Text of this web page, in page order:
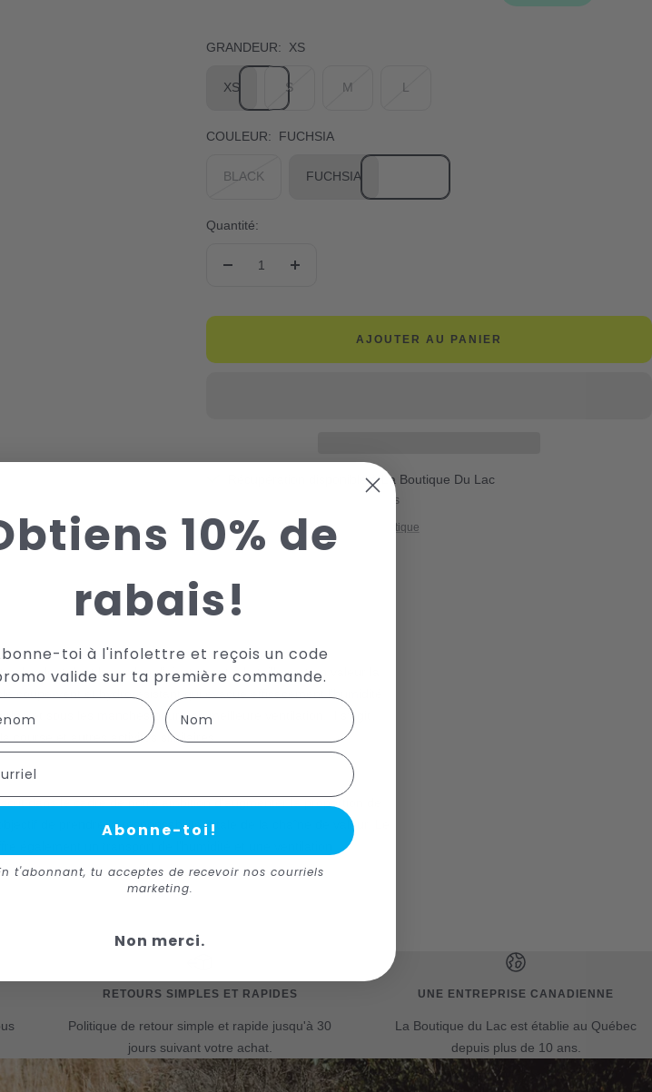
GRANDEUR: XS
XS S M L
COULEUR: FUCHSIA
BLACK FUCHSIA
Quantité:
Réduire
quantité
Augmenter
quantité
AJOUTER AU PANIER
Récupération disponible à La Boutique Du Lac
Habituellement prête en 24 heures
Afficher les informations de la boutique
dont le cordon d’ajustement à la taille met en valeur la
coupe-vent et hydrorésistant qui évacue efficacement l’humidité,
et sous les manches pour une meilleure ventilation. Il s’agit
course et autres activités similaires.
dans le cadre de notre ambition d'augmenter la proportion de
de prendre la responsabilité totale de la chaîne de valeur. Le
également un transport de l'humidité et une ventilation
RETOURS SIMPLES ET RAPIDES
Politique de retour simple et rapide jusqu'à 30
jours suivant votre achat.
UNE ENTREPRISE CANADIENNE
La Boutique du Lac est établie au Québec
depuis plus de 10 ans.
10% de
rabais!
toi à l'infolettre et reçois un code
valide sur ta première commande.
Last name
Abonne-toi!
t'abonnant, tu acceptes de recevoir nos courriels
marketing.
Non merci.